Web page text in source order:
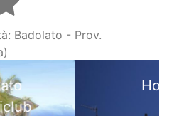
Badolato - Prov.
Aquilia con
bar